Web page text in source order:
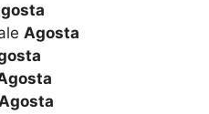
Agosta